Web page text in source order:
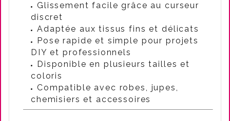
Glissement facile grâce au curseur
discret
Adaptée aux tissus fins et délicats
Pose rapide et simple pour projets
DIY et professionnels
Disponible en plusieurs tailles et
coloris
Compatible avec robes, jupes,
chemisiers et accessoires